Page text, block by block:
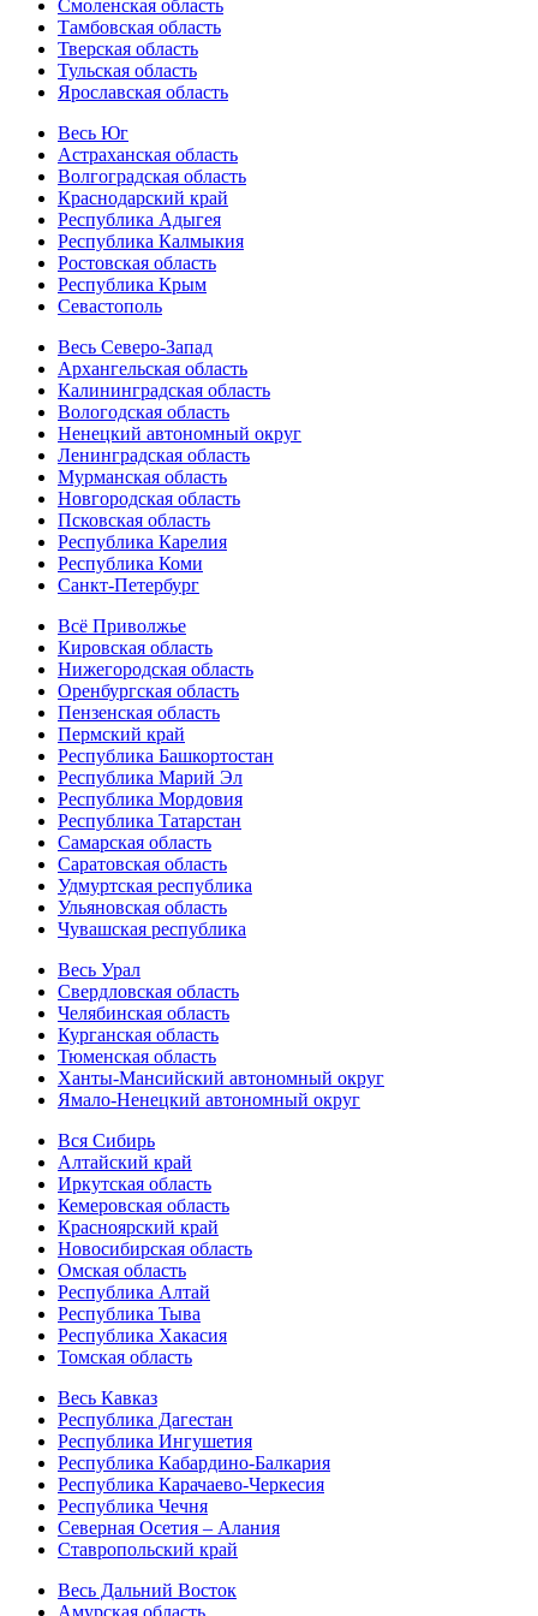
Смоленская область
Тамбовская область
Тверская область
Тульская область
Ярославская область
Весь Юг
Астраханская область
Волгоградская область
Краснодарский край
Республика Адыгея
Республика Калмыкия
Ростовская область
Республика Крым
Севастополь
Весь Северо-Запад
Архангельская область
Калининградская область
Вологодская область
Ненецкий автономный округ
Ленинградская область
Мурманская область
Новгородская область
Псковская область
Республика Карелия
Республика Коми
Санкт-Петербург
Всё Приволжье
Кировская область
Нижегородская область
Оренбургская область
Пензенская область
Пермский край
Республика Башкортостан
Республика Марий Эл
Республика Мордовия
Республика Татарстан
Самарская область
Саратовская область
Удмуртская республика
Ульяновская область
Чувашская республика
Весь Урал
Свердловская область
Челябинская область
Курганская область
Тюменская область
Ханты-Мансийский автономный округ
Ямало-Ненецкий автономный округ
Вся Сибирь
Алтайский край
Иркутская область
Кемеровская область
Красноярский край
Новосибирская область
Омская область
Республика Алтай
Республика Тыва
Республика Хакасия
Томская область
Весь Кавказ
Республика Дагестан
Республика Ингушетия
Республика Кабардино-Балкария
Республика Карачаево-Черкесия
Республика Чечня
Северная Осетия – Алания
Ставропольский край
Весь Дальний Восток
Амурская область